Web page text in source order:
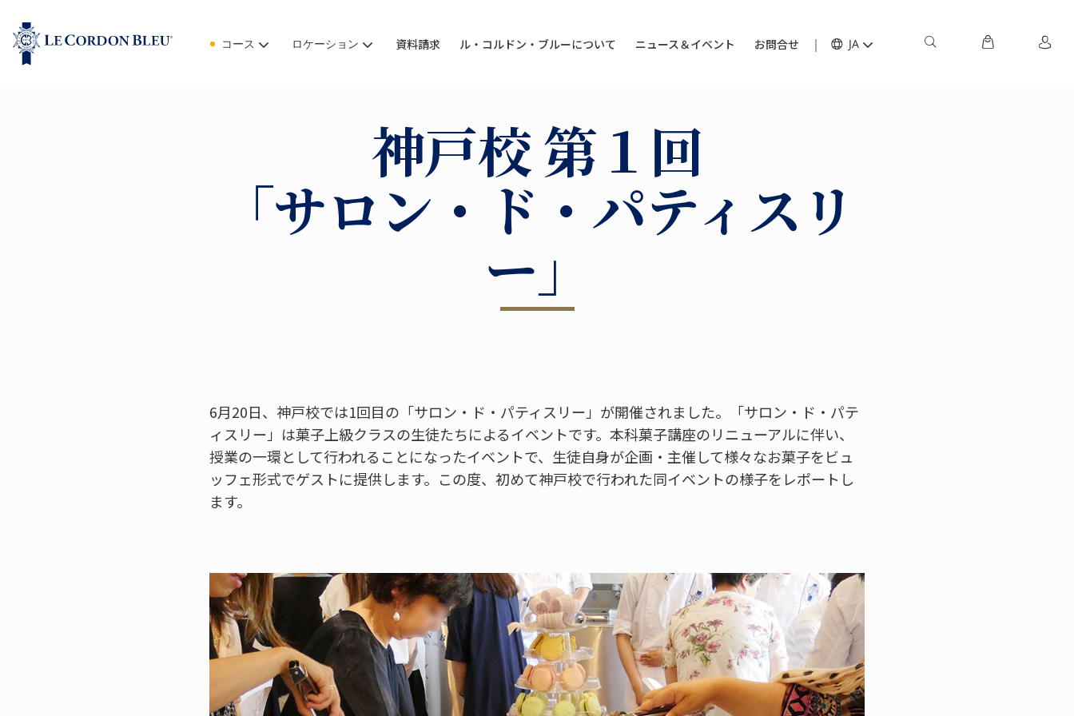
コース ロケーション 資料請求 ル・コルドン・ブルーについて ニュース＆イベント お問合せ JA
神戸校 第１回
「サロン・ド・パティスリ
ー」
6月20日、神戸校では1回目の「サロン・ド・パティスリー」が開催されました。「サロン・ド・パテ
ィスリー」は菓子上級クラスの生徒たちによるイベントです。本科菓子講座のリニューアルに伴い、
授業の一環として行われることになったイベントで、生徒自身が企画・主催して様々なお菓子をビュ
ッフェ形式でゲストに提供します。この度、初めて神戸校で行われた同イベントの様子をレポートし
ます。